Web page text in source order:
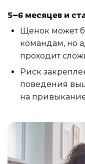
5–6 месяцев и
Щенок может
командам, но
проходит
Риск
поведения
на